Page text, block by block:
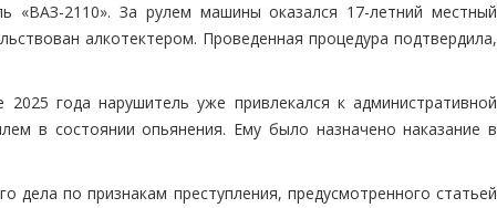
«ВАЗ-2110». За рулем машины оказался 17-летний местный
алкотектером. Проведенная процедура подтвердила,
года нарушитель уже привлекался к административной
в состоянии опьянения. Ему было назначено наказание в
дела по признакам преступления, предусмотренного статьей